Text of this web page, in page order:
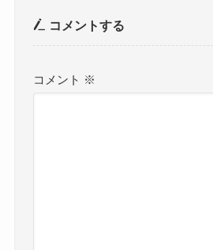
コメントする
コメント ※